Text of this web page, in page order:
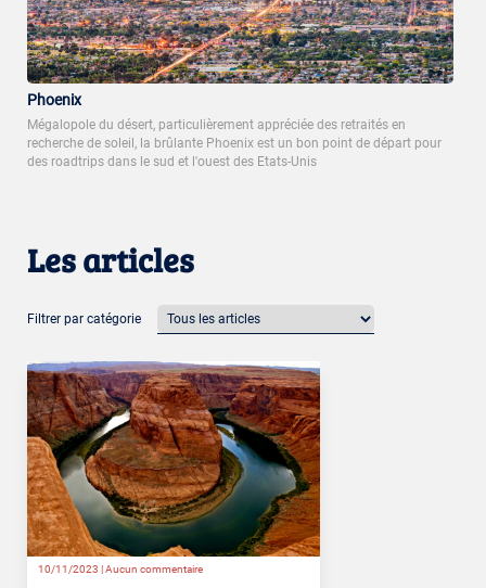
Phoenix
Mégalopole du désert, particulièrement appréciée des retraités en
recherche de soleil, la brûlante Phoenix est un bon point de départ pour
des roadtrips dans le sud et l'ouest des Etats-Unis
Les articles
Filtrer par catégorie
10/11/2023 |Aucun commentaire